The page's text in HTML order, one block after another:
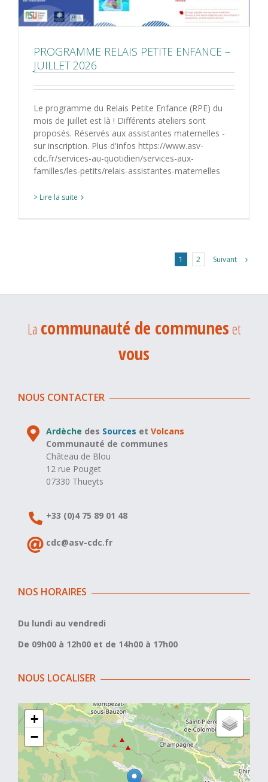
PROGRAMME RELAIS PETITE ENFANCE –
JUILLET 2026
Le programme du Relais Petite Enfance (RPE) du
mois de juillet est là ! Différents ateliers sont
proposés. Réservés aux assistantes maternelles -
sur inscription. Plus d'infos https://www.asv-
cdc.fr/services-au-quotidien/services-aux-
familles/les-petits/relais-assistantes-maternelles
> Lire la suite
1 2 Suivant
La communauté de communeset
vous
NOUS CONTACTER
Ardèche des Sources etVolcans
Communauté de communes
Château de Blou
12 rue Pouget
07330 Thueyts
+33 (0)4 75 89 01 48
cdc@asv-cdc.fr
NOS HORAIRES
Du lundi au vendredi
De 09h00 à 12h00 et de 14h00 à 17h00
NOUS LOCALISER
+
−